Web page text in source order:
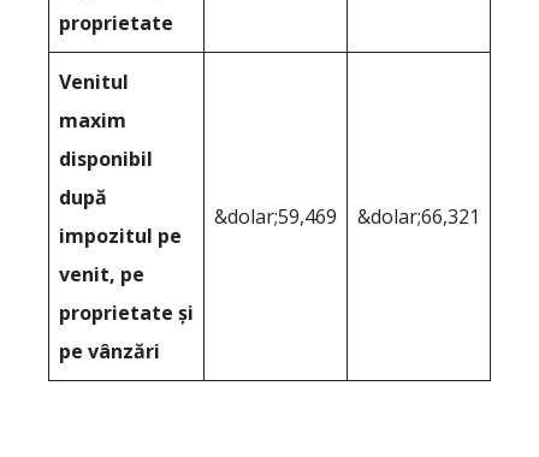
proprietate
Venitul
maxim
disponibil
după
impozitul pe
venit, pe
proprietate și
pe vânzări
&dolar;59,469 &dolar;66,321